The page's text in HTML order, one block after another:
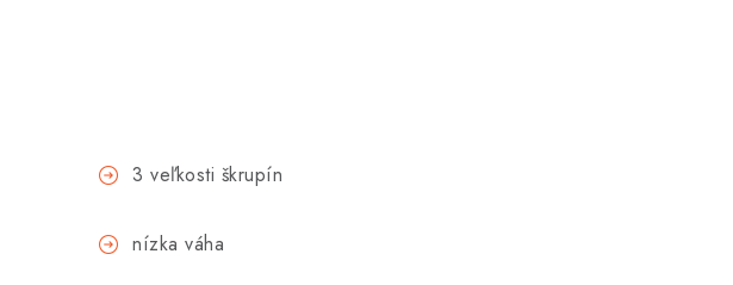
3 veľkosti škrupín
nízka váha